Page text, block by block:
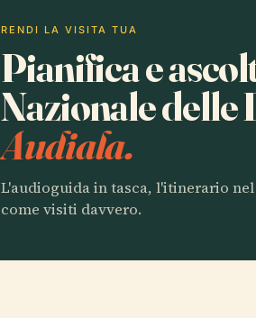
RENDI LA VISITA TUA
Pianifica e
Nazionale
Audiala.
L'audioguida in tasca, l'itinerario
come visiti davvero.